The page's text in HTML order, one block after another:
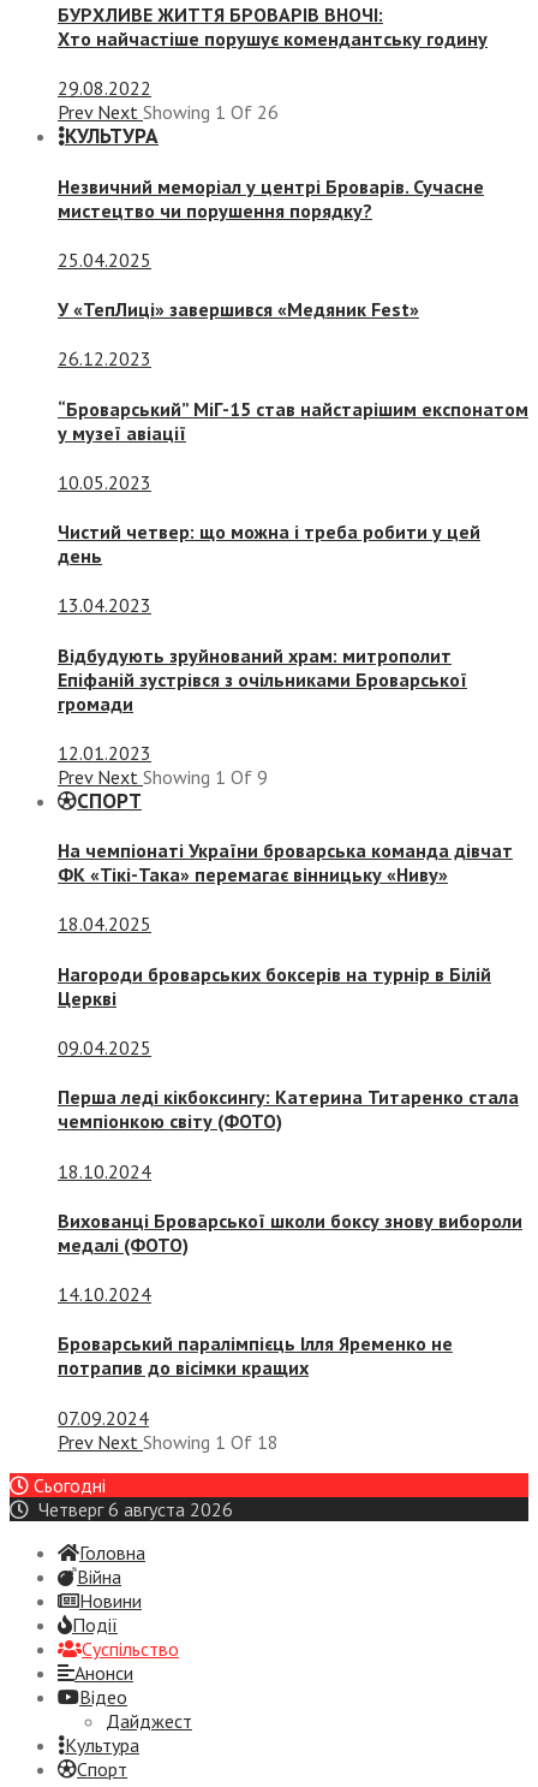
БУРХЛИВЕ ЖИТТЯ БРОВАРІВ ВНОЧІ:
Хто найчастіше порушує комендантську годину
29.08.2022
Prev Next Showing 1 Of 26
КУЛЬТУРА
Незвичний меморіал у центрі Броварів. Сучасне
мистецтво чи порушення порядку?
25.04.2025
У «ТепЛиці» завершився «Медяник Fest»
26.12.2023
“Броварський” МіГ-15 став найстарішим експонатом
у музеї авіації
10.05.2023
Чистий четвер: що можна і треба робити у цей
день
13.04.2023
Відбудують зруйнований храм: митрополит
Епіфаній зустрівся з очільниками Броварської
громади
12.01.2023
Prev Next Showing 1 Of 9
СПОРТ
На чемпіонаті України броварська команда дівчат
ФК «Тікі-Така» перемагає вінницьку «Ниву»
18.04.2025
Нагороди броварських боксерів на турнір в Білій
Церкві
09.04.2025
Перша леді кікбоксингу: Катерина Титаренко стала
чемпіонкою світу (ФОТО)
18.10.2024
Вихованці Броварської школи боксу знову вибороли
медалі (ФОТО)
14.10.2024
Броварський паралімпієць Ілля Яременко не
потрапив до вісімки кращих
07.09.2024
Prev Next Showing 1 Of 18
Сьогодні
Четверг 6 августа 2026
Головна
Війна
Новини
Події
Суспiльство
Анонси
Відео
Дайджест
Культура
Спорт